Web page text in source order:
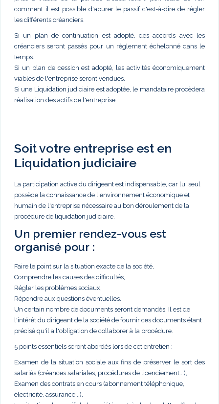
comment il est possible d'apurer le passif c'est-à-dire de régler
les différents créanciers.
Si un plan de continuation est adopté, des accords avec les
créanciers seront passés pour un réglement échelonné dans le
temps.
Si un plan de cession est adopté, les activités économiquement
viables de l'entreprise seront vendues.
Si une Liquidation judiciaire est adoptée, le mandataire procèdera
réalisation des actifs de l'entreprise.
Soit votre entreprise est en
Liquidation judiciaire
La participation active du dirigeant est indispensable, car lui seul
possède la connaissance de l'environnement économique et
humain de l'entreprise nécessaire au bon déroulement de la
procédure de liquidation judiciaire.
Un premier rendez-vous est
organisé pour :
Faire le point sur la situation exacte de la société,
Comprendre les causes des difficultés,
Régler les problèmes sociaux,
Répondre aux questions éventuelles.
Un certain nombre de documents seront demandés. Il est de
l'intérêt du dirigeant de la société de fournir ces documents étant
précisé qu'il a l'obligation de collaborer à la procédure.
5 points essentiels seront abordés lors de cet entretien :
Examen de la situation sociale aux fins de préserver le sort des
salariés (créances salariales, procédures de licenciement...),
Examen des contrats en cours (abonnement téléphonique,
électricité, assurance...),